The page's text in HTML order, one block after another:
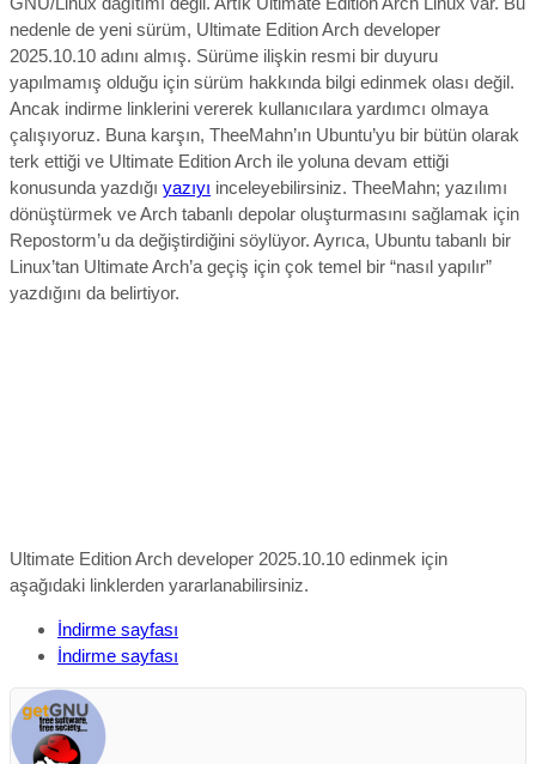
nedenle de yeni sürüm, Ultimate Edition Arch developer
2025.10.10 adını almış. Sürüme ilişkin resmi bir duyuru
yapılmamış olduğu için sürüm hakkında bilgi edinmek olası değil.
Ancak indirme linklerini vererek kullanıcılara yardımcı olmaya
çalışıyoruz. Buna karşın, TheeMahn’ın Ubuntu’yu bir bütün olarak
terk ettiği ve Ultimate Edition Arch ile yoluna devam ettiği
konusunda yazdığı yazıyı inceleyebilirsiniz. TheeMahn; yazılımı
dönüştürmek ve Arch tabanlı depolar oluşturmasını sağlamak için
Repostorm’u da değiştirdiğini söylüyor. Ayrıca, Ubuntu tabanlı bir
Linux’tan Ultimate Arch’a geçiş için çok temel bir “nasıl yapılır”
yazdığını da belirtiyor.
Ultimate Edition Arch developer 2025.10.10 edinmek için
aşağıdaki linklerden yararlanabilirsiniz.
İndirme sayfası
İndirme sayfası